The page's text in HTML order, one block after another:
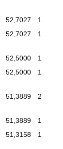
52,7027 1
52,7027 1
52,5000 1
52,5000 1
51,3889 2
51,3889 1
51,3158 1